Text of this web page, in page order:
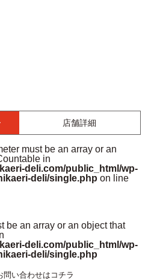
店舗詳細
must be an array or an
in
deli.com/public_html/wp-
deli/single.php on line
be an array or an object that
deli.com/public_html/wp-
deli/single.php
問い合わせはコチラ